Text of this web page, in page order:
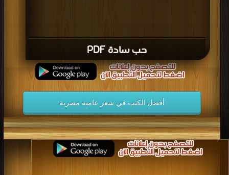
حب سادة PDF
أفضل الكتب في شعر عامية مصرية